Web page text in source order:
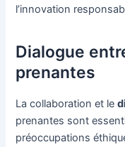
l’innovation
Dialogue
prenantes
La collaboration et le
prenantes sont
préoccupations